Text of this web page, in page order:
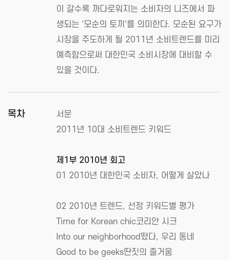
이 갈수록 까다로워지는 소비자의 니즈에서 파
생되는 '모순의 토끼'를 의미한다. 모순된 요구가
시장을 주도하게 될 2011년 소비트렌드를 미리
예측함으로써 대한민국 소비시장에 대비할 수
있을 것이다.
목차
서문
2011년 10대 소비트렌드 키워드
제1부 2010년 회고
01 2010년 대한민국 소비자, 어떻게 살았나
02 2010년 트렌드, 선정 키워드별 평가
Time for Korean chic코리안 시크
Into our neighborhood떴다, 우리 동네
Good to be geeks딴짓의 즐거움